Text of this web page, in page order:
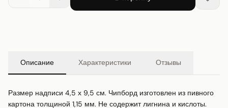
Описание Характеристики Отзывы
Размер надписи 4,5 х 9,5 см. Чипборд изготовлен из пивного
картона толщиной 1,15 мм. Не содержит лигнина и кислоты.